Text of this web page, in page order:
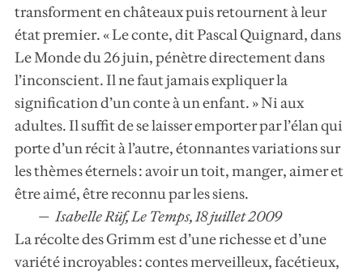
transforment en châteaux puis retournent à leur
état premier. « Le conte, dit Pascal Quignard, dans
Le Monde du 26 juin, pénètre directement dans
l’inconscient. Il ne faut jamais expliquer la
signification d’un conte à un enfant. » Ni aux
adultes. Il suffit de se laisser emporter par l’élan qui
porte d’un récit à l’autre, étonnantes variations sur
les thèmes éternels : avoir un toit, manger, aimer et
être aimé, être reconnu par les siens.
Isabelle Rüf, Le Temps, 18 juillet 2009
La récolte des Grimm est d’une richesse et d’une
variété incroyables : contes merveilleux, facétieux,